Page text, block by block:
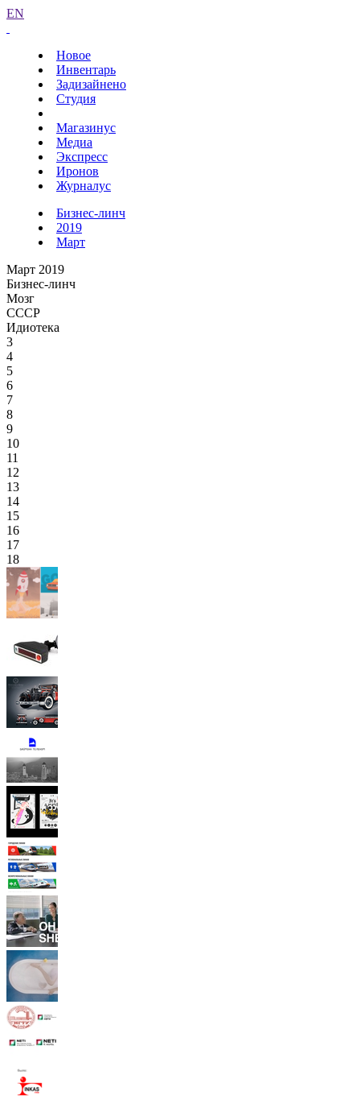
EN
Новое
Инвентарь
Задизайнено
Студия
Магазинус
Медиа
Экспресс
Иронов
Журналус
Бизнес-линч
2019
Март
Март 2019
Бизнес-линч
Мозг
СССР
Идиотека
3
4
5
6
7
8
9
10
11
12
13
14
15
16
17
18